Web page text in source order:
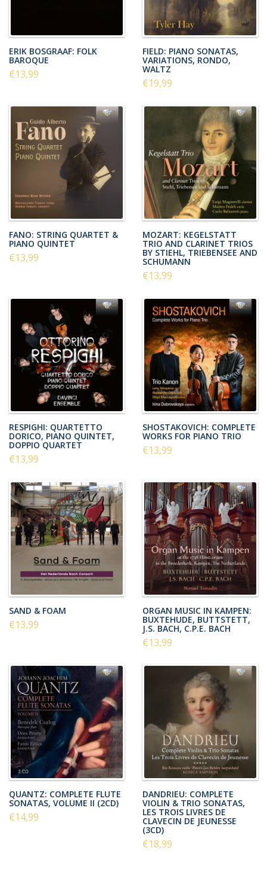
ERIK BOSGRAAF: FOLK
BAROQUE
€13,99
FIELD: PIANO SONATAS,
VARIATIONS, RONDO,
WALTZ
€19,99
FANO: STRING QUARTET &
PIANO QUINTET
€13,99
MOZART: KEGELSTATT
TRIO AND CLARINET TRIOS
BY STIEHL, TRIEBENSEE AND
SCHUMANN
€13,99
RESPIGHI: QUARTETTO
DORICO, PIANO QUINTET,
DOPPIO QUARTET
€13,99
SHOSTAKOVICH: COMPLETE
WORKS FOR PIANO TRIO
€13,99
SAND & FOAM
€13,99
ORGAN MUSIC IN KAMPEN:
BUXTEHUDE, BUTTSTETT,
J.S. BACH, C.P.E. BACH
€13,99
QUANTZ: COMPLETE FLUTE
SONATAS, VOLUME II (2CD)
€14,99
DANDRIEU: COMPLETE
VIOLIN & TRIO SONATAS,
LES TROIS LIVRES DE
CLAVECIN DE JEUNESSE
(3CD)
€18,99